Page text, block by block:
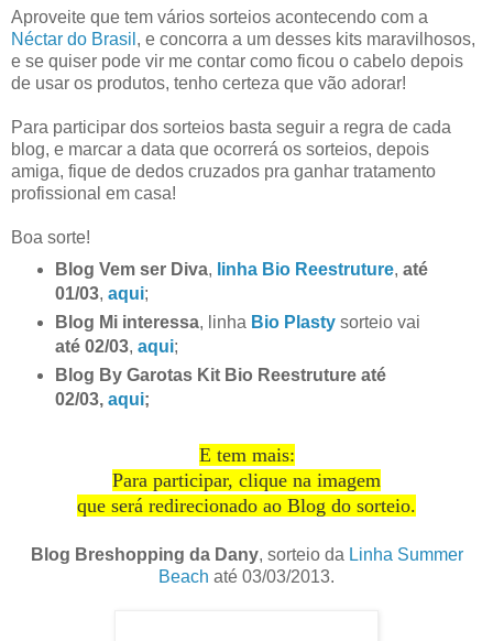
Aproveite que tem vários sorteios acontecendo com a
Néctar do Brasil , e concorra a um desses kits maravilhosos,
e se quiser pode vir me contar como ficou o cabelo depois
de usar os produtos, tenho certeza que vão adorar!
Para participar dos sorteios basta seguir a regra de cada
blog, e marcar a data que ocorrerá os sorteios, depois
amiga, fique de dedos cruzados pra ganhar tratamento
profissional em casa!
Boa sorte!
Blog Vem ser Diva, linha Bio Reestruture, até
01/03, aqui;
Blog Mi interessa, linha Bio Plastysorteio vai
até 02/03, aqui;
Blog By Garotas Kit Bio Reestruture até
02/03, aqui;
E tem mais:
Para participar, clique na imagem
que será redirecionado ao Blog do sorteio.
Blog Breshopping da Dany, sorteio da Linha Summer
Beach até 03/03/2013.